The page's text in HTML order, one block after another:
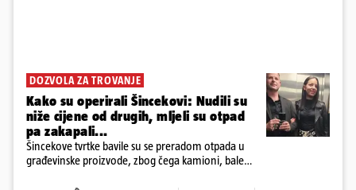
DOZVOLA ZA TROVANJE
Kako su operirali Šincekovi: Nudili su
niže cijene od drugih, mljeli su otpad
pa zakapali...
Šincekove tvrtke bavile su se preradom otpada u
građevinske proizvode, zbog čega kamioni, bale